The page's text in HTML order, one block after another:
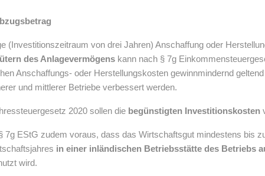
(Investitionszeitraum von drei Jahren) Anschaffung oder
des Anlagevermögens kann nach § 7g
Anschaffungs- oder Herstellungskosten gewinnmindernd
und mittlerer Betriebe verbessert werden.
2020 sollen die begünstigten Investitionskosten
7g EStG zudem voraus, dass das Wirtschaftsgut mindestens bis
in einer inländischen Betriebsstätte des Betriebs
wird.